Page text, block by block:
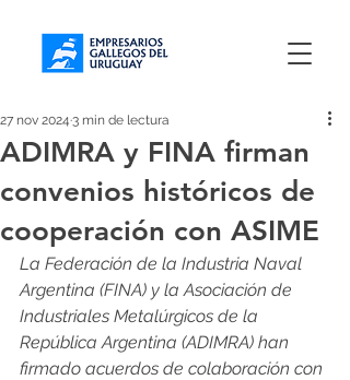
ADIMRA y FINA firman
convenios históricos de
cooperación con ASIME
27 nov 2024 3 min de lectura
La Federación de la Industria Naval
Argentina (FINA) y la Asociación de
Industriales Metalúrgicos de la
República Argentina (ADIMRA) han
firmado acuerdos de colaboración con